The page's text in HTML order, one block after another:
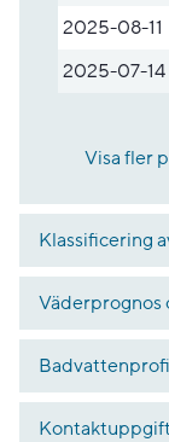
2025-08-11
2025-07-14
Visa fler
Klassificering